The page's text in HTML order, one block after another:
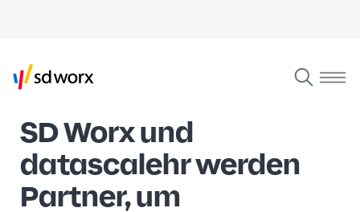
SD Worx und
datascalehr werden
Partner, um